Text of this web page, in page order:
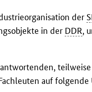
der
in der DDR,
auf folgende